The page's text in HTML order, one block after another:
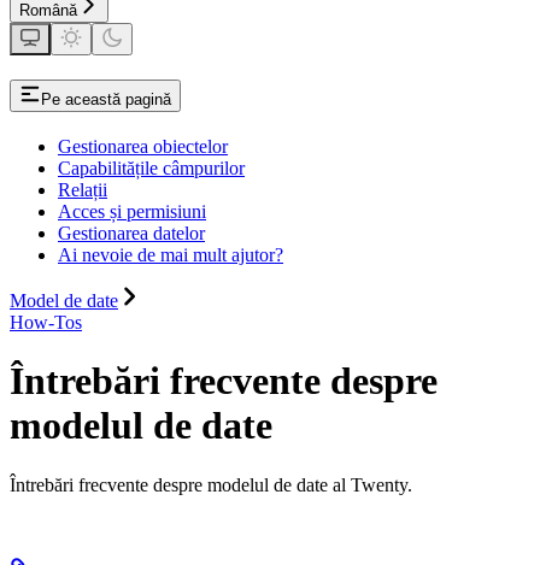
Română
Pe această pagină
Gestionarea obiectelor
Capabilitățile câmpurilor
Relații
Acces și permisiuni
Gestionarea datelor
Ai nevoie de mai mult ajutor?
Model de date
How-Tos
Întrebări frecvente despre
modelul de date
Întrebări frecvente despre modelul de date al Twenty.